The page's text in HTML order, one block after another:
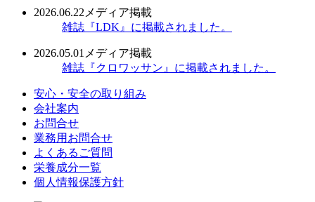
2026.06.22 メディア掲載
雑誌『LDK』に掲載されました。
2026.05.01 メディア掲載
雑誌『クロワッサン』に掲載されました。
安心・安全の取り組み
会社案内
お問合せ
業務用お問合せ
よくあるご質問
栄養成分一覧
個人情報保護方針